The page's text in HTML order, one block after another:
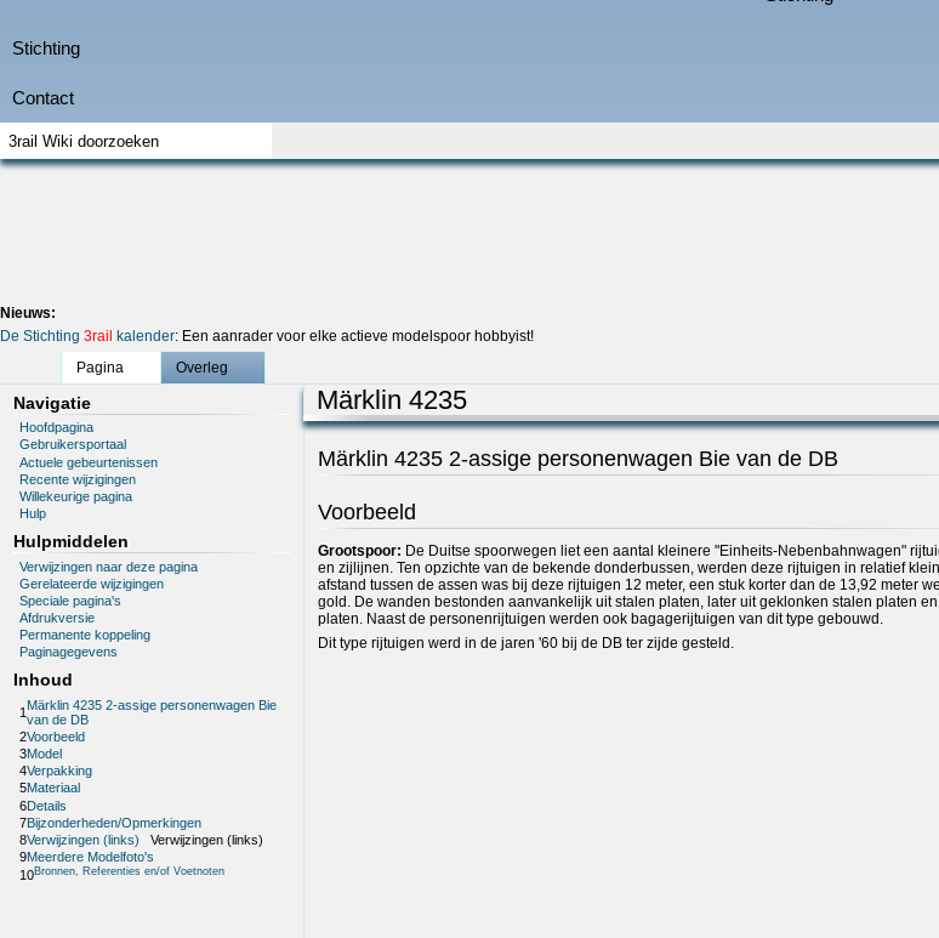
Nieuws:
De Stichting 3rail kalender: Een aanrader voor elke actieve modelspoor hobbyist!
Pagina
Overleg
Navigatie
Hoofdpagina
Gebruikersportaal
Actuele gebeurtenissen
Recente wijzigingen
Willekeurige pagina
Hulp
Hulpmiddelen
Verwijzingen naar deze pagina
Gerelateerde wijzigingen
Speciale pagina's
Afdrukversie
Permanente koppeling
Paginagegevens
Inhoud
1 Märklin 4235 2-assige personenwagen Bie
van de DB
2Voorbeeld
3Model
4Verpakking
5Materiaal
6Details
7Bijzonderheden/Opmerkingen
8Verwijzingen (links)
Verwijzingen (links)
9Meerdere Modelfoto's
10Bronnen, Referenties en/of Voetnoten
Märklin 4235
Märklin 4235 2-assige personenwagen Bie van de DB
Voorbeeld
Grootspoor: De Duitse spoorwegen liet een aantal kleinere "Einheits-Nebenbahnwagen"
en zijlijnen. Ten opzichte van de bekende donderbussen, werden deze rijtuigen in relatief
afstand tussen de assen was bij deze rijtuigen 12 meter, een stuk korter dan de 13,92 meter
gold. De wanden bestonden aanvankelijk uit stalen platen, later uit geklonken stalen platen
platen. Naast de personenrijtuigen werden ook bagagerijtuigen van dit type gebouwd.
Dit type rijtuigen werd in de jaren '60 bij de DB ter zijde gesteld.